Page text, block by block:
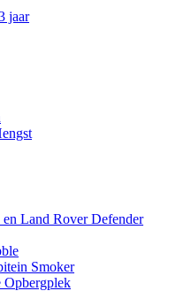
jaar
en Land Rover Defender
Smoker
Opbergplek